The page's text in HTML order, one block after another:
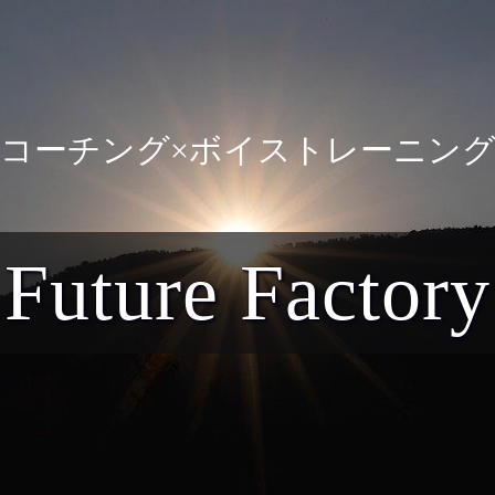
コーチング×ボイストレーニング